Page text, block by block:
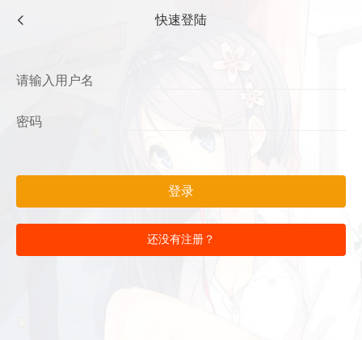
快速登陆
登录
还没有注册？